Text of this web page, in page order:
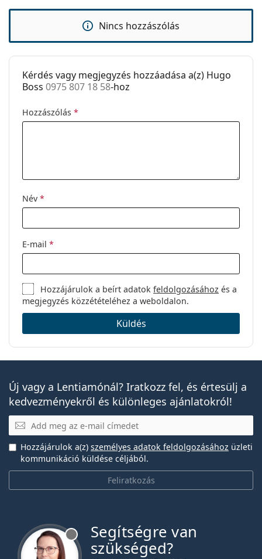
használati útmutatót.
Igen
Tisztítókendő:
Igen
Egyéb
Nem:
Férfi
Márka:
Nincs hozzászólás
Kérdés vagy megjegyzés hozzáadása a(z) Hugo
Boss 0975 807 18 58-hoz
Hozzászólás *
Név *
E-mail *
Hozzájárulok a beírt adatokfeldolgozásához és a
megjegyzés közzétételéhez a weboldalon.
Küldés
Új vagy a Lentiamónál? Iratkozz fel, és értesülj a
kedvezményekről és különleges ajánlatokról!
E-mail
Feliratkozás
Hozzájárulok a(z) személyes adatok feldolgozásához üzleti
kommunikáció küldése céljából.
Segítségre van
szükséged?